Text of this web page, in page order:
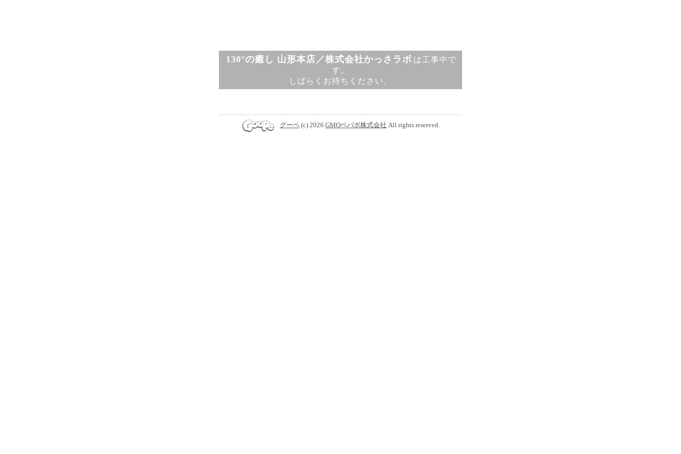
130°の癒し 山形本店／株式会社かっさラボ は工事中で
す。
しばらくお待ちください。
グーペ (c) 2026 GMOペパボ株式会社 All rights reserved.